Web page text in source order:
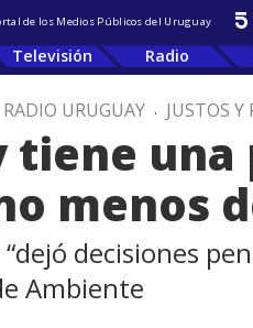
de los Medios Públicos del Uruguay
Televisión Radio
RADIO URUGUAY . JUSTOS Y
tiene
menos
decisiones
Ambiente